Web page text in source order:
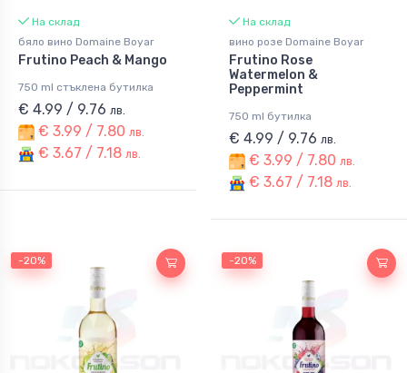
На склад
бяло вино Domaine Boyar
Frutino Peach & Mango
750 ml стъклена бутилка
€ 4.99 / 9.76 лв.
€ 3.99 / 7.80 лв.
€ 3.67 / 7.18 лв.
На склад
вино розе Domaine Boyar
Frutino Rose
Watermelon &
Peppermint
750 ml бутилка
€ 4.99 / 9.76 лв.
€ 3.99 / 7.80 лв.
€ 3.67 / 7.18 лв.
-20% -20%